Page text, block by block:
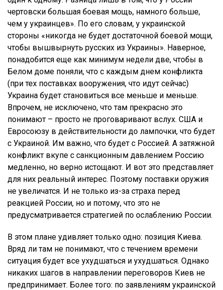
чертовски большая боевая мощь, намного больше,
чем у украинцев». По его словам, у украинской
стороны «никогда не будет достаточной боевой мощи,
чтобы вышвырнуть русских из Украины». Наверное,
понадобится еще как минимум недели две, чтобы в
Белом доме поняли, что с каждым днем конфликта
(при тех поставках вооружения, что идут сейчас)
Украина будет становиться все меньше и меньше.
Впрочем, не исключено, что там прекрасно это
понимают – просто не проговаривают вслух. США и
Евросоюзу в действительности до лампочки, что будет
с Украиной. Им важно, что будет с Россией. А затяжной
конфликт вкупе с санкционным давлением Россию
медленно, но верно истощают. И вот это представляет
для них реальный интерес. Поэтому поставки оружия
не увеличатся. И не только из-за страха перед
реакцией России, но и потому, что это не
предусматривается стратегией по ослаблению России.
В этом плане удивляет только одно: позиция Киева.
Вряд ли там не понимают, что с течением времени
ситуация будет все ухудшаться и ухудшаться. Однако
никаких шагов в направлении переговоров Киев не
предпринимает. Более того: по заявлениям украинской